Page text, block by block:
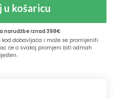
u košaricu
narudžbe iznad 398€
dobavljača i može se promijeniti
će o svakoj promjeni biti odmah